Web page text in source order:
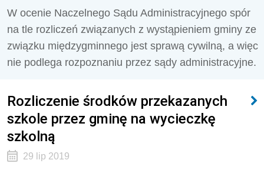
W ocenie Naczelnego Sądu Administracyjnego spór
na tle rozliczeń związanych z wystąpieniem gminy ze
związku międzygminnego jest sprawą cywilną, a więc
nie podlega rozpoznaniu przez sądy administracyjne.
Rozliczenie środków przekazanych
szkole przez gminę na wycieczkę
szkolną
29 lip 2019